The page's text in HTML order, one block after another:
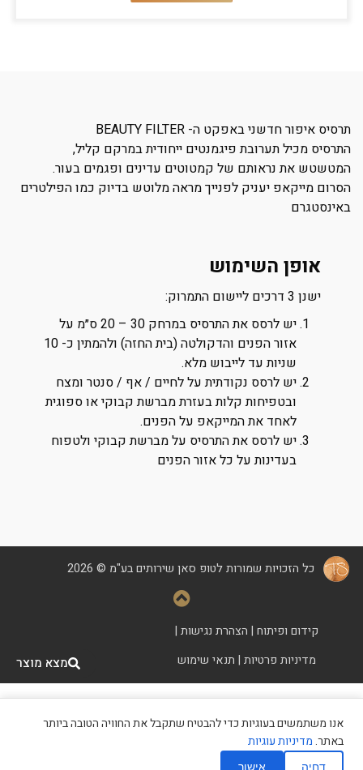
תרסיס איפור חדשני באפקט ה- BEAUTY FILTER
התרסיס מכיל תערובת פיגמנטים ייחודית במרקם קליל,
המטשטש את נראותם של קמטוטים עדינים ופגמים בעור.
הסרום מייקאפ יעניק לפנייך מראה מלוטש בדיוק כמו הפילטרים
באינסטגרם
אופן השימוש
ישנן 3 דרכים ליישום התמרוק:
יש לרסס את התרסיס במרחק 30 – 20 ס״מ על
אזור הפנים והדקולטה (בית החזה) ולהמתין כ- 10
שניות עד לייבוש מלא.
יש לרסס נקודתית על לחיים / אף / סנטר ומצח
ובטפיחות קלות בעזרת מברשת קבוקי או ספוגית
לאחד את המייקאפ על הפנים.
יש לרסס את התרסיס על מברשת קבוקי ולטפוח
בעדינות על כל אזור הפנים
כל הזכויות שמורות לטופ סאן שירותים בע"מ © 2026
קידום ופיתוח| הצהרת נגישות|
מדיניות פרטיות| תנאי שימוש מצא מוצר
אנו משתמשים בעוגיות כדי להבטיח שתקבל את החוויה הטובה ביותר
באתר.מדיניות עוגיות
דחיה אישור